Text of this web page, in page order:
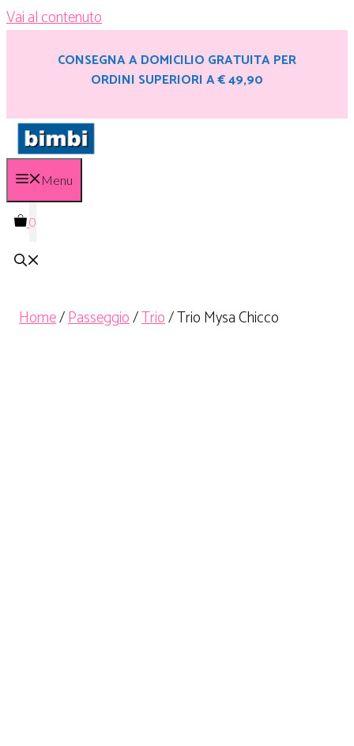
Vai al contenuto
CONSEGNA A DOMICILIO GRATUITA PER
ORDINI SUPERIORI A € 49,90
Menu
0
Home/Passeggio/Trio/ Trio Mysa Chicco